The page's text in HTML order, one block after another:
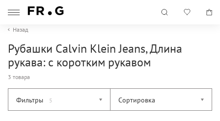
Назад
Рубашки Calvin Klein Jeans, Длина
рукава: с коротким рукавом
3 товара
Фильтры 5 Сортировка